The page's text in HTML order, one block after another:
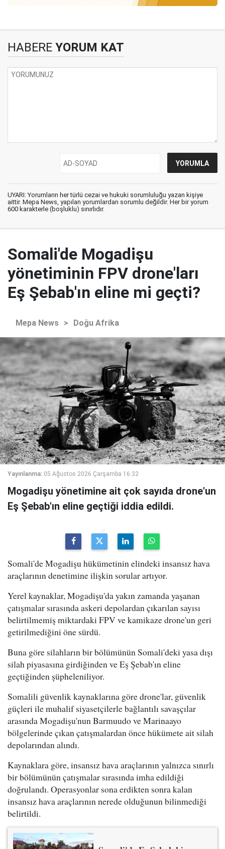
HABERE YORUM KAT
UYARI: Yorumların her türlü cezai ve hukuki sorumluluğu yazan kişiye
aittir. Mepa News, yapılan yorumlardan sorumlu değildir. Her bir yorum
600 karakterle (boşluklu) sınırlıdır.
Somali'de Mogadişu
yönetiminin FPV drone'ları
Eş Şebab'ın eline mi geçti?
Mepa News > Doğu Afrika
Yayınlanma: 05 Ağustos 2026 Çarşamba 16:32
Mogadişu yönetimine ait çok sayıda drone'un
Eş Şebab'ın eline geçtiği iddia edildi.
Somali'de Mogadişu hükümetinin elindeki insansız hava
araçlarının denetimine ilişkin sorular artıyor.
Yerel kaynaklar, Mogadişu'da yakın zamanda yaşanan
çatışmalar sırasında askeri depolardan çıkarılan sayısı
belirtilmemiş miktardaki FPV ve kamikaze drone'un geri
getirilmediğini öne sürdü.
Buna göre silahların bir bölümünün Somali'deki yasa dışı
silah piyasasına girdiğinden ve Eş Şebab'ın eline
geçtiğinden şüpheleniliyor.
Somalili güvenlik kaynaklarına göre drone'lar, güvenlik
güçleri ile muhalif siyasetçilerle bağlantılı savaşçılar
arasında Mogadişu'nun Barmuudo ve Marinaayo
bölgelerinde çıkan çatışmalardan önce hükümete ait silah
depolarından alındı.
Kaynaklara göre, insansız hava araçlarının yalnızca sınırlı
bir bölümünün çatışmalar sırasında imha edildiği
doğrulandı. Operasyonlar sona erdikten sonra kalan
insansız hava araçlarının nerede olduğunun bilinmediği
belirtildi.